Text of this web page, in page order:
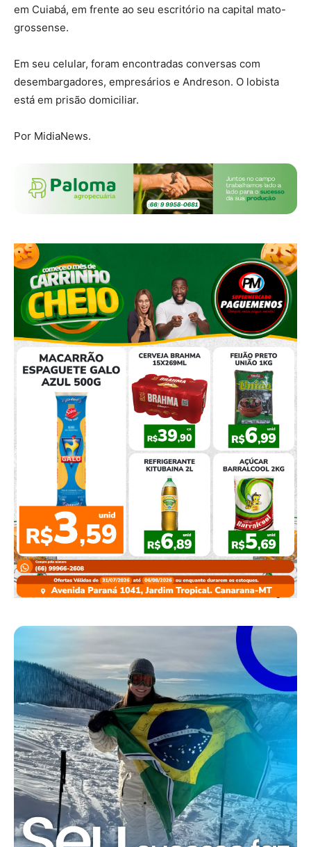
em Cuiabá, em frente ao seu escritório na capital mato-
grossense.
Em seu celular, foram encontradas conversas com
desembargadores, empresários e Andreson. O lobista
está em prisão domiciliar.
Por MidiaNews.